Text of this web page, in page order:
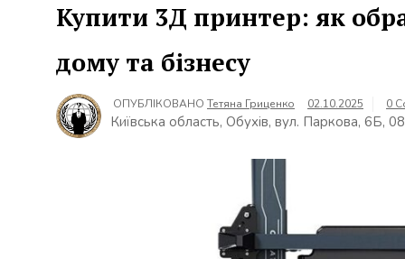
Купити 3Д принтер: як
дому та бізнесу
ОПУБЛІКОВАНО Тетяна Гриценко 02.10.2025 0
Київська область, Обухів, вул. Паркова, 6Б,